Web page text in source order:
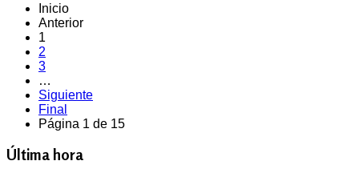
Inicio
Anterior
1
2
3
…
Siguiente
Final
Página 1 de 15
Última hora